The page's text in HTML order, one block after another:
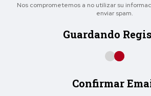
Nos comprometemos a no utilizar su
enviar spam.
Guardando
Confirmar